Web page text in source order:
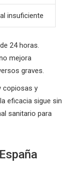
insuficiente
24 horas.
mejora
graves.
copiosas y
eficacia sigue sin
sanitario para